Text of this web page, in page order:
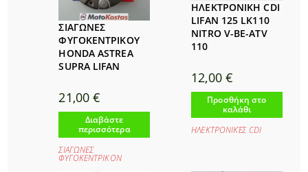
ΣΙΑΓΩΝΕΣ
ΦΥΓΟΚΕΝΤΡΙΚΟΥ
HONDA ASTREA
SUPRA LIFAN
21,00€
Διαβάστε
περισσότερα
ΣΙΑΓΩΝΕΣ
ΦΥΓΟΚΕΝΤΡΙΚΟΝ
ΗΛΕΚΤΡΟΝΙΚΗ CDI
LIFAN 125 LK110
NITRO V-BE-ATV
110
12,00 €
Προσθήκη στο
καλάθι
ΗΛΕΚΤΡΟΝΙΚΈΣ CDI